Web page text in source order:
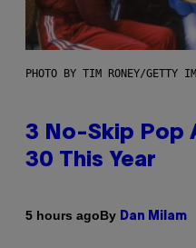
PHOTO BY TIM RONEY/GETTY
3 No-Skip Pop
30 This Year
5 hours agoBy Dan Milam